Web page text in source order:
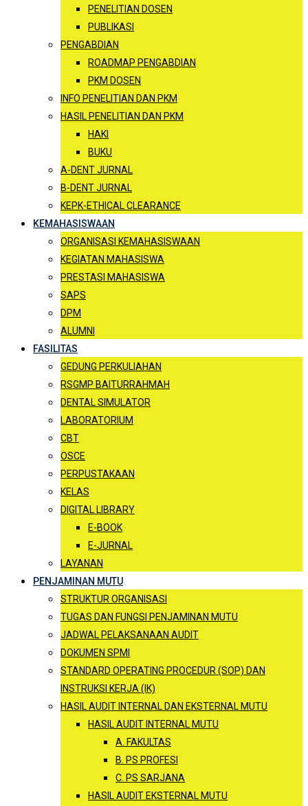
PENELITIAN DOSEN
PUBLIKASI
PENGABDIAN
ROADMAP PENGABDIAN
PKM DOSEN
INFO PENELITIAN DAN PKM
HASIL PENELITIAN DAN PKM
HAKI
BUKU
A-DENT JURNAL
B-DENT JURNAL
KEPK-ETHICAL CLEARANCE
KEMAHASISWAAN
ORGANISASI KEMAHASISWAAN
KEGIATAN MAHASISWA
PRESTASI MAHASISWA
SAPS
DPM
ALUMNI
FASILITAS
GEDUNG PERKULIAHAN
RSGMP BAITURRAHMAH
DENTAL SIMULATOR
LABORATORIUM
CBT
OSCE
PERPUSTAKAAN
KELAS
DIGITAL LIBRARY
E-BOOK
E-JURNAL
LAYANAN
PENJAMINAN MUTU
STRUKTUR ORGANISASI
TUGAS DAN FUNGSI PENJAMINAN MUTU
JADWAL PELAKSANAAN AUDIT
DOKUMEN SPMI
STANDARD OPERATING PROCEDUR (SOP) DAN
INSTRUKSI KERJA (IK)
HASIL AUDIT INTERNAL DAN EKSTERNAL MUTU
HASIL AUDIT INTERNAL MUTU
A. FAKULTAS
B. PS PROFESI
C. PS SARJANA
HASIL AUDIT EKSTERNAL MUTU